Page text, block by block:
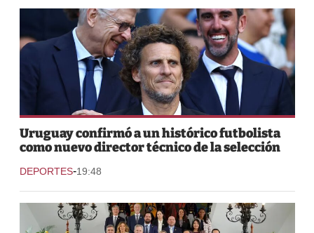
Uruguay confirmó a un histórico futbolista
como nuevo director técnico de la selección
DEPORTES-19:48